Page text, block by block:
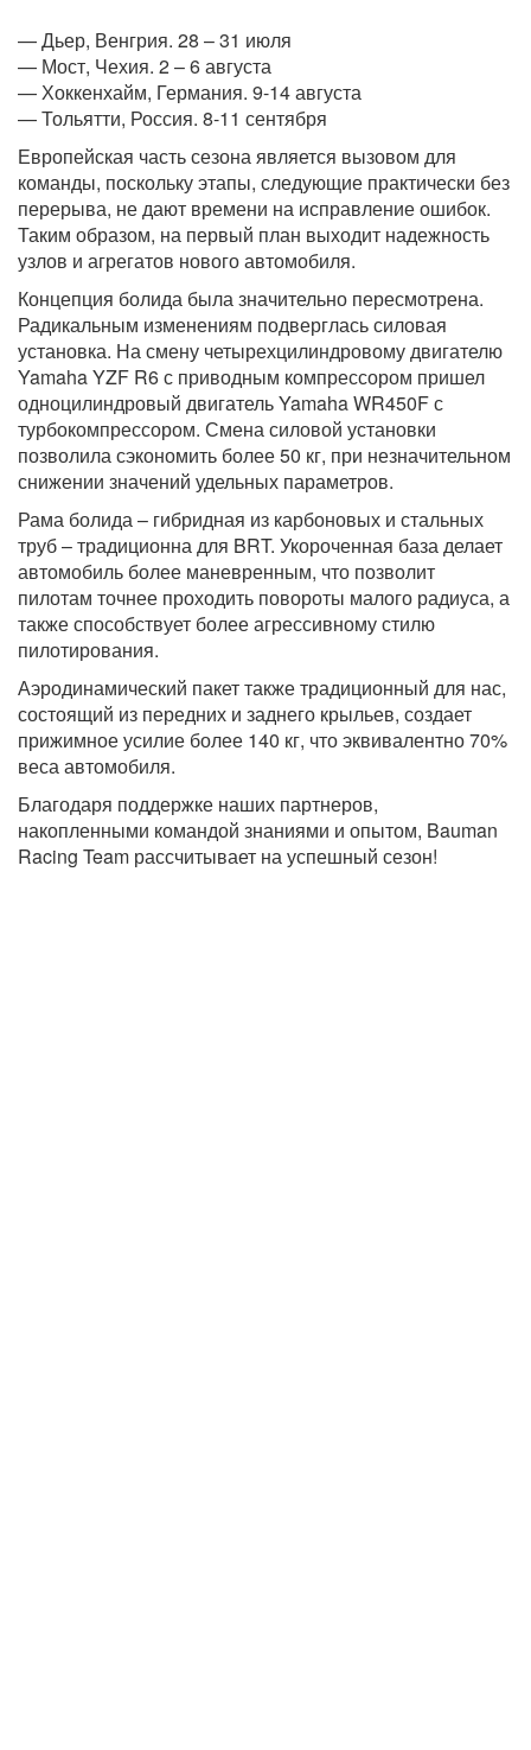
— Дьер, Венгрия. 28 – 31 июля
— Мост, Чехия. 2 – 6 августа
— Хоккенхайм, Германия. 9-14 августа
— Тольятти, Россия. 8-11 сентября
Европейская часть сезона является вызовом для
команды, поскольку этапы, следующие практически без
перерыва, не дают времени на исправление ошибок.
Таким образом, на первый план выходит надежность
узлов и агрегатов нового автомобиля.
Концепция болида была значительно пересмотрена.
Радикальным изменениям подверглась силовая
установка. На смену четырехцилиндровому двигателю
Yamaha YZF R6 с приводным компрессором пришел
одноцилиндровый двигатель Yamaha WR450F с
турбокомпрессором. Смена силовой установки
позволила сэкономить более 50 кг, при незначительном
снижении значений удельных параметров.
Рама болида – гибридная из карбоновых и стальных
труб – традиционна для BRT. Укороченная база делает
автомобиль более маневренным, что позволит
пилотам точнее проходить повороты малого радиуса, а
также способствует более агрессивному стилю
пилотирования.
Аэродинамический пакет также традиционный для нас,
состоящий из передних и заднего крыльев, создает
прижимное усилие более 140 кг, что эквивалентно 70%
веса автомобиля.
Благодаря поддержке наших партнеров,
накопленными командой знаниями и опытом, Bauman
Racing Team рассчитывает на успешный сезон!